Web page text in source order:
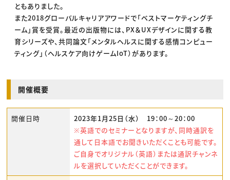
ともありました。
また2018グローバルキャリアアワードで「ベストマーケティングチ
ーム」賞を受賞。最近の出版物には、PX＆UXデザインに関する教
育シリーズや、共同論文「メンタルヘルスに関する感情コンピュー
ティング」（ヘルスケア向けゲームIoT）があります。
開催概要
開催日時
2023年1月25日（水） 19：00～20：00
※英語でのセミナーとなりますが、同時通訳を
通して日本語でお聞きいただくことも可能です。
ご自身でオリジナル（英語）または通訳チャンネ
ルを選択していただくことができます。